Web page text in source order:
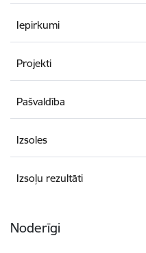
Iepirkumi
Projekti
Pašvaldība
Izsoles
Izsoļu rezultāti
Noderīgi